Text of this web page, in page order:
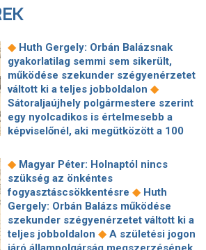
◆ Huth Gergely: Orbán Balázsnak
gyakorlatilag semmi sem sikerült,
működése szekunder szégyenérzetet
váltott ki a teljes jobboldalon ◆
Sátoraljaújhely polgármestere szerint
egy nyolcadikos is értelmesebb a
képviselőnél, aki megütközött a 100
hírszerzés szerint Putyin pár éven
belül megtámadhat egy NATO-
tagállamot ◆ Vitézy Dávid
elmagyarázta, miért Mészárosék
cége nyerte a közbeszerzést
sínhegesztésre◆ Nagy cégek
segítségét kéri Szolnok
◆ Magyar Péter: Holnaptól nincs
szükség az önkéntes
fogyasztáscsökkentésre ◆ Huth
Gergely: Orbán Balázs működése
szekunder szégyenérzetet váltott ki a
teljes jobboldalon ◆ A születési jogon